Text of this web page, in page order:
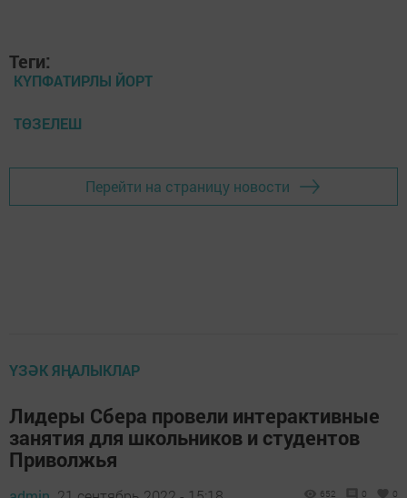
Теги:
КҮПФАТИРЛЫ ЙОРТ
ТӨЗЕЛЕШ
Перейти на страницу новости
ҮЗӘК ЯҢАЛЫКЛАР
Лидеры Сбера провели интерактивные
занятия для школьников и студентов
Приволжья
652 0 0